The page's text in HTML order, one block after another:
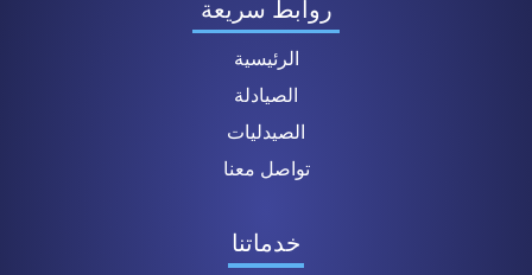
روابط سريعة
الرئيسية
الصيادلة
الصيدليات
تواصل معنا
خدماتنا